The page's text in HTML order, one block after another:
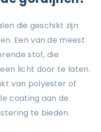
die geschikt zijn
Een van de meest
stof, die
licht door te laten.
van polyester of
coating aan de
te bieden.